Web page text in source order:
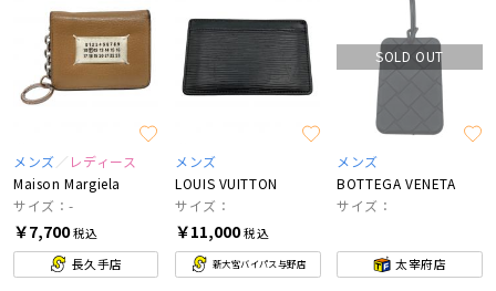
メンズ
レディース
Maison Margiela
サイズ：-
￥7,700税込
長久手店
メンズ
LOUIS VUITTON
サイズ：
￥11,000税込
新大宮バイパス与野店
SOLD OUT
メンズ
BOTTEGA VENETA
サイズ：
太宰府店